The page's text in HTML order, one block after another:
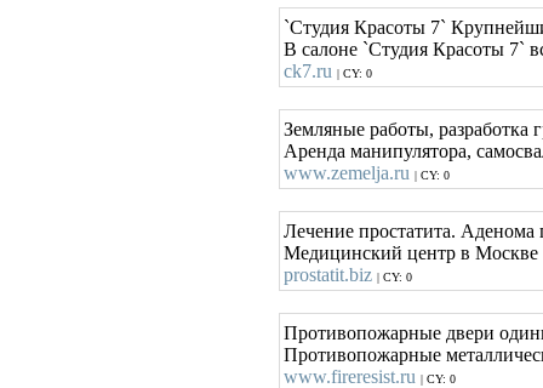
`Студия Красоты 7`
В салоне `Студия Красоты 7`
ck7.ru | CY: 0
Земляные работы, разработка
Аренда манипулятора,
www.zemelja.ru | CY: 0
Лечение простатита. Аденома
Медицинский центр в Москве
prostatit.biz | CY: 0
Противопожарные двери
Противопожарные
www.fireresist.ru | CY: 0